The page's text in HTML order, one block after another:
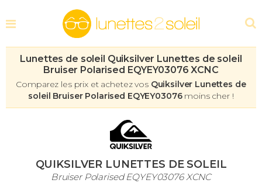
Lunettes de soleil Quiksilver Lunettes de soleil
Bruiser Polarised EQYEY03076 XCNC
Comparez les prix et achetez vos Quiksilver Lunettes de
soleil Bruiser Polarised EQYEY03076moins cher !
QUIKSILVER LUNETTES DE SOLEIL
Bruiser Polarised EQYEY03076 XCNC